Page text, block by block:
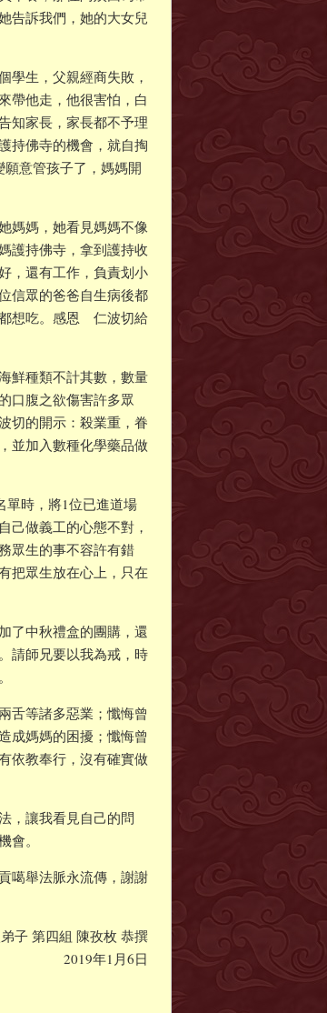
告訴我們，她的大女兒
學生，父親經商失敗，
帶他走，他很害怕，白
知家長，家長都不予理
持佛寺的機會，就自掏
意管孩子了，媽媽開
媽媽，她看見媽媽不像
護持佛寺，拿到護持收
，還有工作，負責划小
信眾的爸爸自生病後都
想吃。感恩 仁波切給
鮮種類不計其數，數量
口腹之欲傷害許多眾
切的開示：殺業重，眷
並加入數種化學藥品做
單時，將1位已進道場
己做義工的心態不對，
眾生的事不容許有錯
把眾生放在心上，只在
了中秋禮盒的團購，還
請師兄要以我為戒，時
舌等諸多惡業；懺悔曾
成媽媽的困擾；懺悔曾
依教奉行，沒有確實做
，讓我看見自己的問
。
噶舉法脈永流傳，謝謝
子 第四組 陳孜枚 恭撰
2019年1月6日